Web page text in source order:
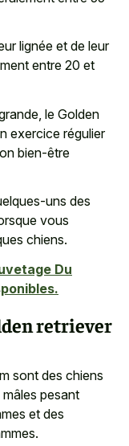
lignée et de leur
entre 20 et
le Golden
exercice régulier
bien-être
uns des
vous
chiens.
Du
retriever
sont des chiens
pesant
et des